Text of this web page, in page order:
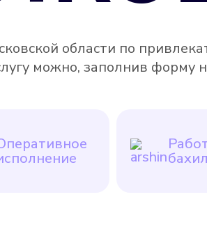
области по
можно, заполнив форму